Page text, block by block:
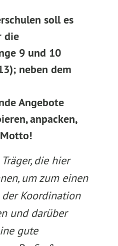
soll es
die
9 und 10
);neben dem
Angebote
anpacken,
die hier
um zum einen
Koordination
und darüber
gute